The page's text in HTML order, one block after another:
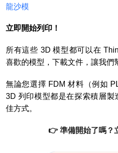
龍沙模
立即開始列印！
所有這些 3D 模型都可以在
喜歡的模型，下載文件，讓我們
無論您選擇 FDM 材料（例如
3D 列印模型都是在探索積層製
佳方式。
👉 準備開始了嗎？